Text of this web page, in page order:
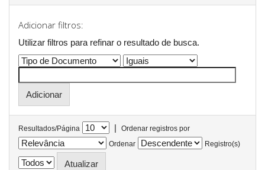
Adicionar filtros:
Utilizar filtros para refinar o resultado de busca.
Resultados/Página |
Ordenar registros por
Ordenar
Registro(s)